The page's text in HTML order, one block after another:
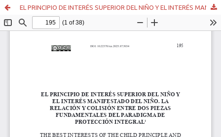
EL PRINCIPIO DE INTERÉS SUPERIOR DEL NIÑO Y EL INTERÉS MANIFESTADO DEL NIÑO. LA RELACIÓN Y COLISIÓN ENTRE DOS PIEZAS FUNDAMENTALES DEL PARADIGMA DE PROTECCIÓN INTEGRAL